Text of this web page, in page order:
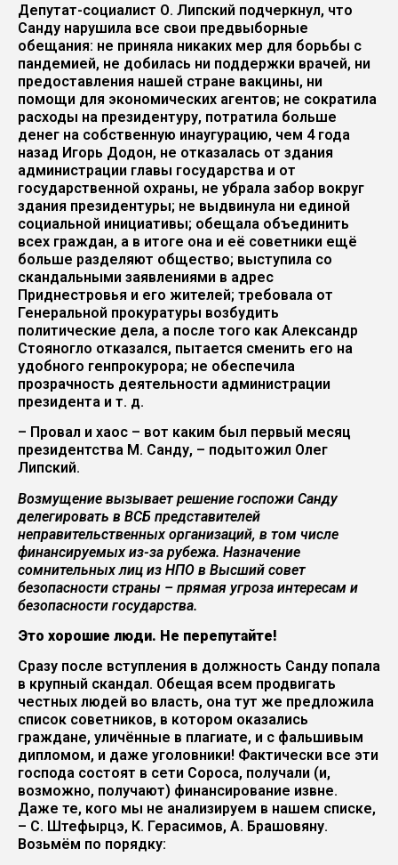
Депутат-социалист О. Липский подчеркнул, что
Санду нарушила все свои предвыборные
обещания: не приняла никаких мер для борьбы с
пандемией, не добилась ни поддержки врачей, ни
предоставления нашей стране вакцины, ни
помощи для экономических агентов; не сократила
расходы на президентуру, потратила больше
денег на собственную инаугурацию, чем 4 года
назад Игорь Додон, не отказалась от здания
администрации главы государства и от
государственной охраны, не убрала забор вокруг
здания президентуры; не выдвинула ни единой
социальной инициативы; обещала объединить
всех граждан, а в итоге она и её советники ещё
больше разделяют общество; выступила со
скандальными заявлениями в адрес
Приднестровья и его жителей; требовала от
Генеральной прокуратуры возбудить
политические дела, а после того как Александр
Стояногло отказался, пытается сменить его на
удобного генпрокурора; не обеспечила
прозрачность деятельности администрации
президента и т. д.
– Провал и хаос – вот каким был первый месяц
президентства М. Санду, – подытожил Олег
Липский.
Возмущение вызывает решение госпожи Санду
делегировать в ВСБ представителей
неправительственных организаций, в том числе
финансируемых из-за рубежа. Назначение
сомнительных лиц из НПО в Высший совет
безопасности страны – прямая угроза интересам и
безопасности государства.
Это хорошие люди. Не перепутайте!
Сразу после вступления в должность Санду попала
в крупный скандал. Обещая всем продвигать
честных людей во власть, она тут же предложила
список советников, в котором оказались
граждане, уличённые в плагиате, и с фальшивым
дипломом, и даже уголовники! Фактически все эти
господа состоят в сети Сороса, получали (и,
возможно, получают) финансирование извне.
Даже те, кого мы не анализируем в нашем списке,
– С. Штефырцэ, К. Герасимов, А. Брашовяну.
Возьмём по порядку: